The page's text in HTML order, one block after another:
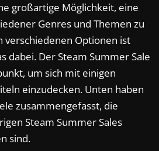
großartige Möglichkeit, eine
Genres und Themen zu
verschiedenen Optionen ist
dabei. Der Steam Summer Sale
um sich mit einigen
einzudecken. Unten haben
zusammengefasst, die
Steam Summer Sales
sind.